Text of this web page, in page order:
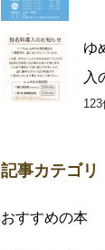
ゆ
入
記事カテゴリ
おすすめの本